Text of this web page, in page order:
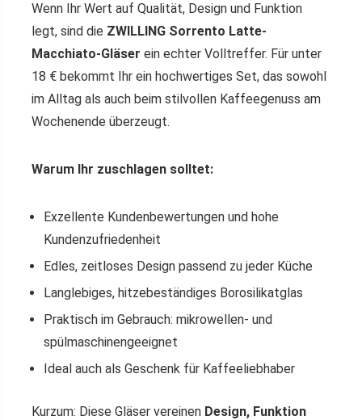
Wenn Ihr Wert auf Qualität, Design und Funktion
legt, sind die ZWILLING Sorrento Latte-
Macchiato-Gläser ein echter Volltreffer. Für unter
18 € bekommt Ihr ein hochwertiges Set, das sowohl
im Alltag als auch beim stilvollen Kaffeegenuss am
Wochenende überzeugt.
Warum Ihr zuschlagen solltet:
Exzellente Kundenbewertungen und hohe
Kundenzufriedenheit
Edles, zeitloses Design passend zu jeder Küche
Langlebiges, hitzebeständiges Borosilikatglas
Praktisch im Gebrauch: mikrowellen- und
spülmaschinengeeignet
Ideal auch als Geschenk für Kaffeeliebhaber
Kurzum: Diese Gläser vereinen Design, Funktion